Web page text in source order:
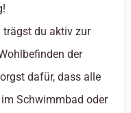
du aktiv zur
der
dafür, dass alle
Schwimmbad oder